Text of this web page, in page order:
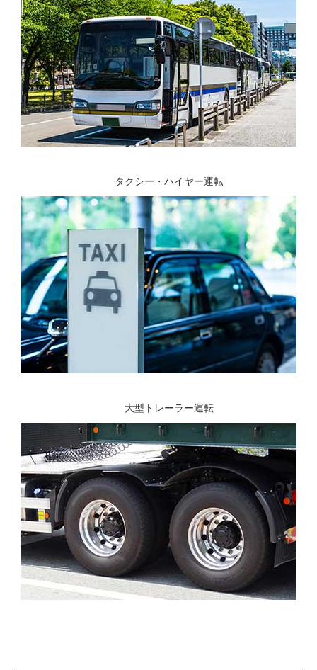
タクシー・ハイヤー運転
大型トレーラー運転